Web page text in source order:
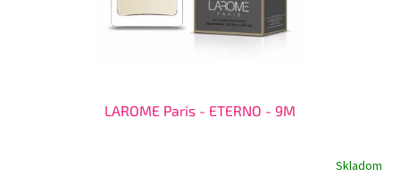
LAROME Paris - ETERNO - 9M
Skladom